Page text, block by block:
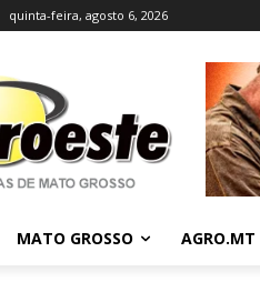
quinta-feira, agosto 6, 2026
MATO GROSSO AGRO.MT